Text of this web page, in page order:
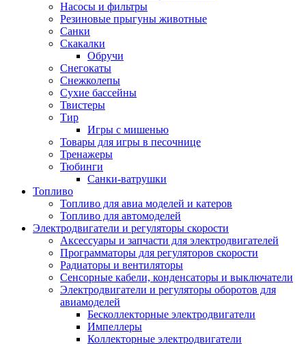
Насосы и фильтры
Резиновые прыгуны животные
Санки
Скакалки
Обручи
Снегокаты
Снежколепы
Сухие бассейны
Твистеры
Тир
Игры с мишенью
Товары для игры в песочнице
Тренажеры
Тюбинги
Санки-ватрушки
Топливо
Топливо для авиа моделей и катеров
Топливо для автомоделей
Электродвигатели и регуляторы скорости
Аксессуары и запчасти для электродвигателей
Программаторы для регуляторов скорости
Радиаторы и вентиляторы
Сенсорные кабели, конденсаторы и выключатели
Электродвигатели и регуляторы оборотов для
авиамоделей
Бесколлекторные электродвигатели
Импеллеры
Коллекторные электродвигатели